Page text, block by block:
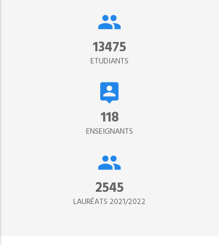
15302
ETUDIANTS
134
ENSEIGNANTS
2890
LAURÉATS 2021/2022